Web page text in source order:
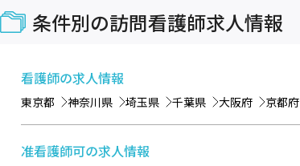
条件別の訪問看護師求人情報
看護師の求人情報
東京都 神奈川県 埼玉県 千葉県 大阪府 京都府
准看護師可の求人情報